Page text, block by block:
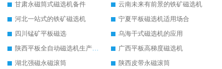
甘肃永磁筒式磁选机备件
云南未来有前景的铁矿磁选机
河北一站式的铁矿磁选机
宁夏平板磁选机适用场合
四川锰矿平板磁选
乌海干式磁选机的应用
陕西平板全自动磁选机生产厂家
广西平板高梯度磁选机
湖北强磁永磁滚筒
陕西皮带永磁滚筒